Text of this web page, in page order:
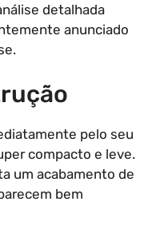
detalhada
anunciado
pelo seu
compacto e leve.
um acabamento de
bem